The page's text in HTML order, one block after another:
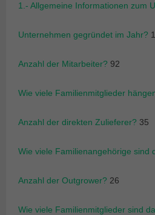
1.- Allgemeine Informationen zum
Unternehmen gegründet im Jahr?
Anzahl der Mitarbeiter? 92
Wie viele Familienmitglieder
Anzahl der direkten Zulieferer? 35
Wie viele Familienangehörige sind
Anzahl der Outgrower? 26
Wie viele Familienmitglieder sind